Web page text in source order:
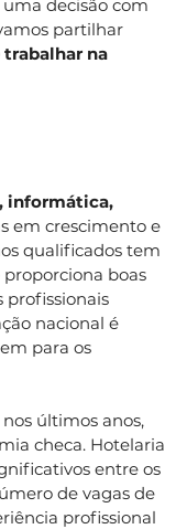
decisão com
partilhar
trabalhar na
informática,
em crescimento e
qualificados tem
boas
profissionais
nacional é
para os
últimos anos,
checa. Hotelaria
entre os
de vagas de
profissional